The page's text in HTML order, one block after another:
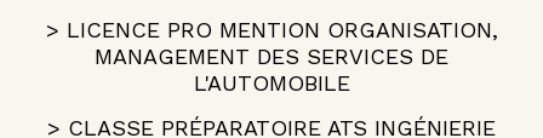
> LICENCE PRO MENTION ORGANISATION,
MANAGEMENT DES SERVICES DE
L'AUTOMOBILE
> CLASSE PRÉPARATOIRE ATS INGÉNIERIE